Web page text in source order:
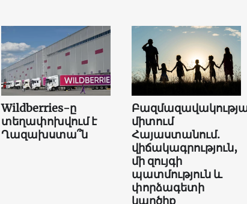
Wildberries-ը
տեղափոխվում է
Ղազախստա՞ն
միտում
Հայաստանում.
վիճակագրություն,
մի զույգի
պատմություն և
փորձագետի
կարծիք